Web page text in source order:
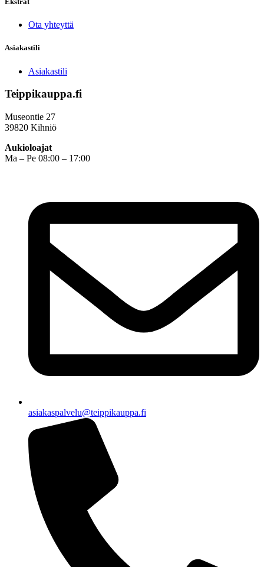
Ota yhteyttä
Asiakastili
Asiakastili
Teippikauppa.fi
Museontie 27
39820 Kihniö
Aukioloajat
Ma – Pe 08:00 – 17:00
asiakaspalvelu@teippikauppa.fi